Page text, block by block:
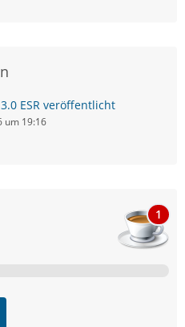
ESR veröffentlicht
um 19:16
1